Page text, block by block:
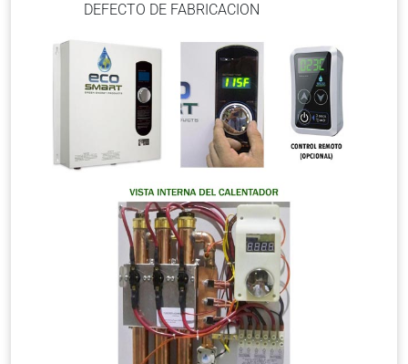
DEFECTO DE FABRICACION